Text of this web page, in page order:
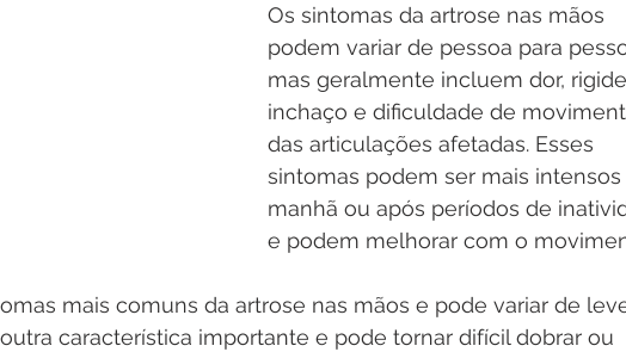
Os sintomas da artrose nas mãos
podem variar de pessoa para
mas geralmente incluem dor,
inchaço e dificuldade de
das articulações afetadas. Esses
sintomas podem ser mais intensos
manhã ou após períodos de
e podem melhorar com o
mais comuns da artrose nas mãos e pode variar de
característica importante e pode tornar difícil dobrar ou